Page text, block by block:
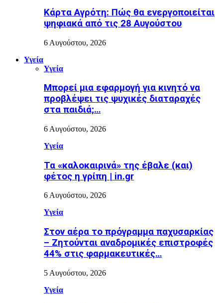
Κάρτα Αγρότη: Πώς θα ενεργοποιείται
ψηφιακά από τις 28 Αυγούστου
6 Αυγούστου, 2026
Υγεία
Υγεία
Μπορεί μια εφαρμογή για κινητό να
προβλέψει τις ψυχικές διαταραχές
στα παιδιά;…
6 Αυγούστου, 2026
Υγεία
Τα «καλοκαιρινά» της έβαλε (και)
φέτος η γρίπη | in.gr
6 Αυγούστου, 2026
Υγεία
Στον αέρα το πρόγραμμα παχυσαρκίας
– Ζητούνται αναδρομικές επιστροφές
44% στις φαρμακευτικές…
5 Αυγούστου, 2026
Υγεία